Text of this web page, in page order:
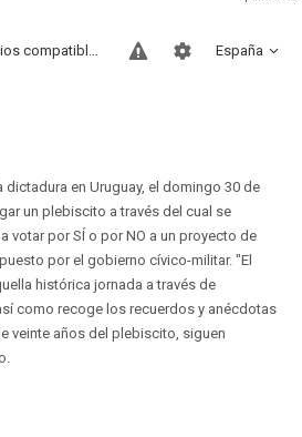
España
Sitios compatibles
en Uruguay, el domingo 30 de
un plebiscito a través del cual se
votar por SÍ o por NO a un proyecto de
por el gobierno cívico-militar. "El
histórica jornada a través de
como recoge los recuerdos y anécdotas
veinte años del plebiscito, siguen